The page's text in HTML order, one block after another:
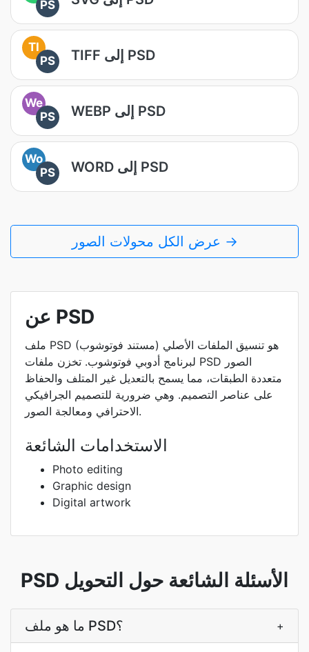
PS
TI
PS
TIFF إلى PSD
We
PS
WEBP إلى PSD
Wo
PS
WORD إلى PSD
عرض الكل محولات الصور →
عن PSD
ملف PSD (مستند فوتوشوب) هو تنسيق الملفات الأصلي
لبرنامج أدوبي فوتوشوب. تخزن ملفات PSD الصور
متعددة الطبقات، مما يسمح بالتعديل غير المتلف والحفاظ
على عناصر التصميم. وهي ضرورية للتصميم الجرافيكي
الاحترافي ومعالجة الصور.
الاستخدامات الشائعة
Photo editing
Graphic design
Digital artwork
PSD الأسئلة الشائعة حول التحويل
ما هو ملف PSD؟ +